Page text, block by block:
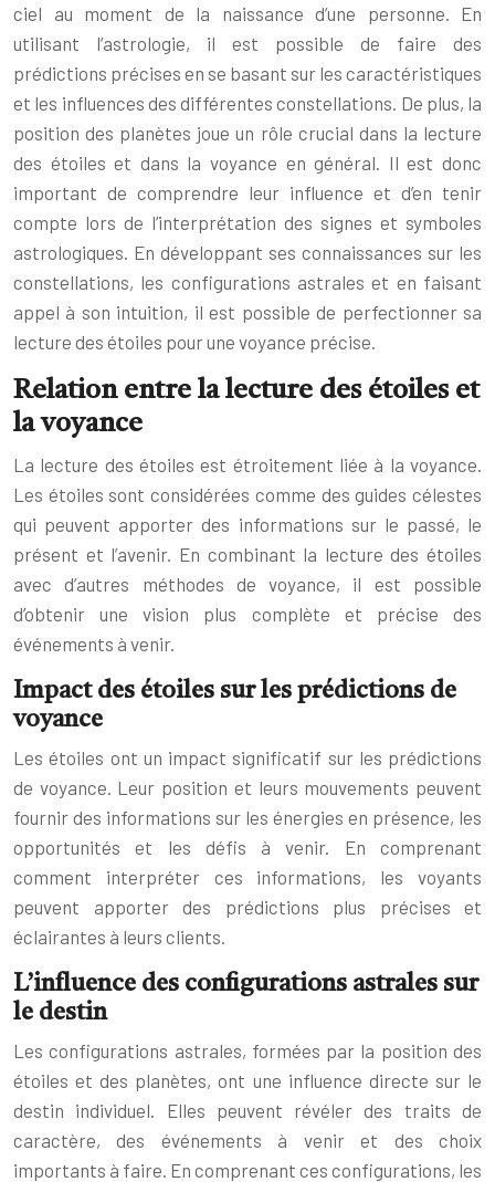
ciel au moment de la naissance d’une personne. En
utilisant l’astrologie, il est possible de faire des
prédictions précises en se basant sur les caractéristiques
et les influences des différentes constellations. De plus, la
position des planètes joue un rôle crucial dans la lecture
des étoiles et dans la voyance en général. Il est donc
important de comprendre leur influence et d’en tenir
compte lors de l’interprétation des signes et symboles
astrologiques. En développant ses connaissances sur les
constellations, les configurations astrales et en faisant
appel à son intuition, il est possible de perfectionner sa
lecture des étoiles pour une voyance précise.
Relation entre la lecture des étoiles et
la voyance
La lecture des étoiles est étroitement liée à la voyance.
Les étoiles sont considérées comme des guides célestes
qui peuvent apporter des informations sur le passé, le
présent et l’avenir. En combinant la lecture des étoiles
avec d’autres méthodes de voyance, il est possible
d’obtenir une vision plus complète et précise des
événements à venir.
Impact des étoiles sur les prédictions de
voyance
Les étoiles ont un impact significatif sur les prédictions
de voyance. Leur position et leurs mouvements peuvent
fournir des informations sur les énergies en présence, les
opportunités et les défis à venir. En comprenant
comment interpréter ces informations, les voyants
peuvent apporter des prédictions plus précises et
éclairantes à leurs clients.
L’influence des configurations astrales sur
le destin
Les configurations astrales, formées par la position des
étoiles et des planètes, ont une influence directe sur le
destin individuel. Elles peuvent révéler des traits de
caractère, des événements à venir et des choix
importants à faire. En comprenant ces configurations, les